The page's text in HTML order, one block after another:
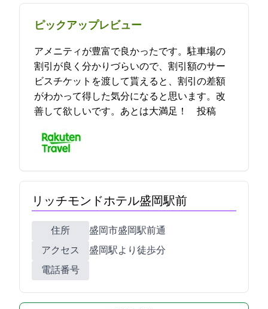
ピックアップレビュー
アメニティが豊富で良かったです。駐車場の
割引が良く分かりづらいので、割引額のサー
ビスチケットを渡して貰えると、割引の差額
がわかって得した気分になると思います。改
善して欲しいです。あとは大満足！ 2021-12-04 17:30:24投稿
リッチモンドホテル盛岡駅前
住所
盛岡市盛岡駅前通9-17
アクセス
JR盛岡駅より徒歩2分
電話番号